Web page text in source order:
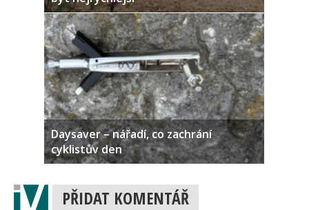
Daysaver – nářadí, co zachrání
cyklistův den
PŘIDAT KOMENTÁŘ